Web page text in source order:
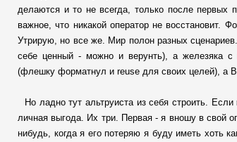
делаются и то не всегда, только после
важное, что никакой оператор не восстановит.
Утрирую, но все же. Мир полон разных
себе ценный - можно и верунть), а железяка с
(флешку форматнул и reuse для своих целей), а
Но ладно тут альтруиста из себя строить.
личная выгода. Их три. Первая - я вношу в свой
нибудь, когда я его потеряю я буду иметь хоть